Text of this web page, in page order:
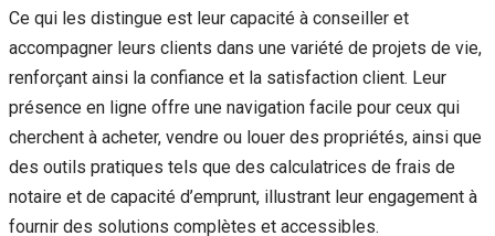
Ce qui les distingue est leur capacité à conseiller et
accompagner leurs clients dans une variété de projets de vie,
renforçant ainsi la confiance et la satisfaction client. Leur
présence en ligne offre une navigation facile pour ceux qui
cherchent à acheter, vendre ou louer des propriétés, ainsi que
des outils pratiques tels que des calculatrices de frais de
notaire et de capacité d’emprunt, illustrant leur engagement à
fournir des solutions complètes et accessibles.